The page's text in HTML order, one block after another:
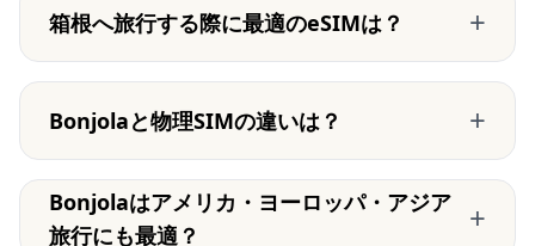
箱根へ旅行する際に最適のeSIMは？ +
Bonjolaと物理SIMの違いは？ +
Bonjolaはアメリカ・ヨーロッパ・アジア
旅行にも最適？
+